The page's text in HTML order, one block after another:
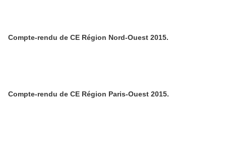
Compte-rendu de CE Région Nord-Ouest 2015.
Compte-rendu de CE Région Paris-Ouest 2015.